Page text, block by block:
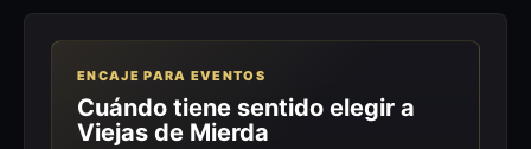
ENCAJE PARA EVENTOS
Cuándo tiene sentido elegir a
Viejas de Mierda